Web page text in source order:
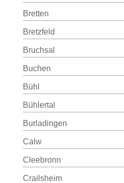
Bretten
Bretzfeld
Bruchsal
Buchen
Bühl
Bühlertal
Burladingen
Calw
Cleebronn
Crailsheim